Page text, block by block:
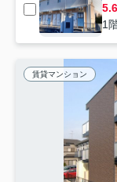
1
賃貸マンション